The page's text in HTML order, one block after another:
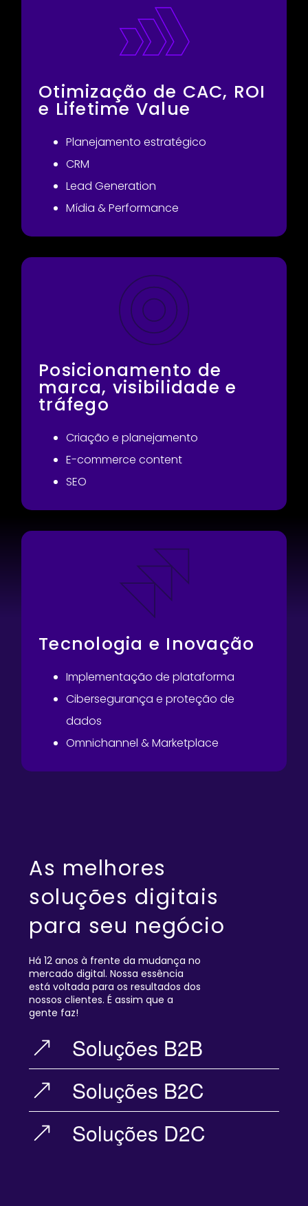
Otimização de CAC, ROI
e Lifetime Value
Planejamento estratégico
CRM
Lead Generation
Mídia & Performance
Posicionamento de
marca, visibilidade e
tráfego
Criação e planejamento
E-commerce content
SEO
Tecnologia e Inovação
Implementação de plataforma
Cibersegurança e proteção de
dados
Omnichannel & Marketplace
As melhores
soluções digitais
para seu negócio
Há 12 anos à frente da mudança no
mercado digital. Nossa essência
está voltada para os resultados dos
nossos clientes. É assim que a
gente faz!
Soluções B2B
Soluções B2C
Soluções D2C